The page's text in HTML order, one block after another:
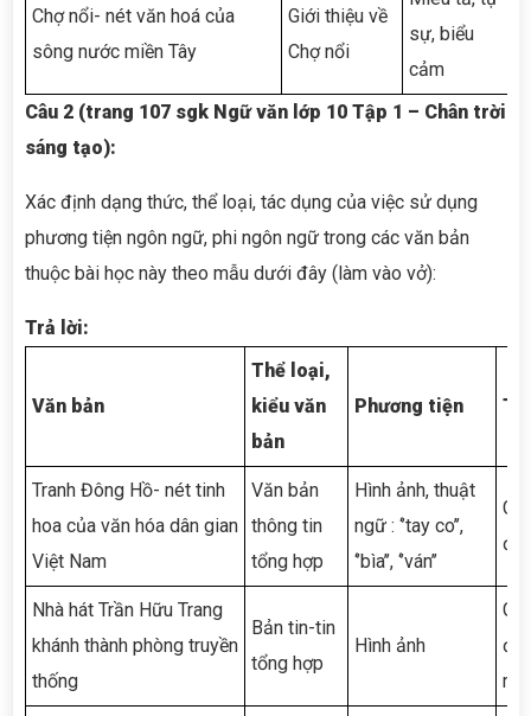
Chợ nổi- nét văn hoá của
sông nước miền Tây
Giới thiệu về
Chợ nổi
sự, biểu
cảm
Câu 2 (trang 107 sgk Ngữ văn lớp 10 Tập 1 – Chân trời
sáng tạo):
Xác định dạng thức, thể loại, tác dụng của việc sử dụng
phương tiện ngôn ngữ, phi ngôn ngữ trong các văn bản
thuộc bài học này theo mẫu dưới đây (làm vào vở):
Trả lời:
Văn bản
Thể loại,
kiểu văn
bản
Phương tiện
Tranh Đông Hồ- nét tinh
hoa của văn hóa dân gian
Việt Nam
Văn bản
thông tin
tổng hợp
Hình ảnh, thuật
ngữ : ‘’tay co’’,
‘’bìa’’, ‘’ván’’
Nhà hát Trần Hữu Trang
khánh thành phòng truyền
thống
Bản tin-tin
tổng hợp
Hình ảnh